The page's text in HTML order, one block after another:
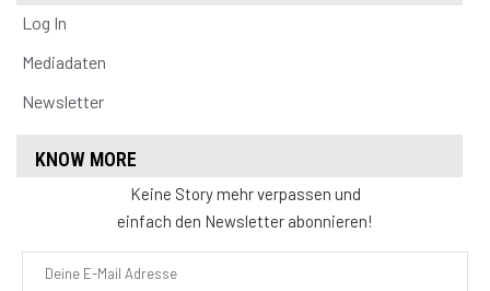
Log In
Mediadaten
Newsletter
KNOW MORE
Keine Story mehr verpassen und
einfach den Newsletter abonnieren!